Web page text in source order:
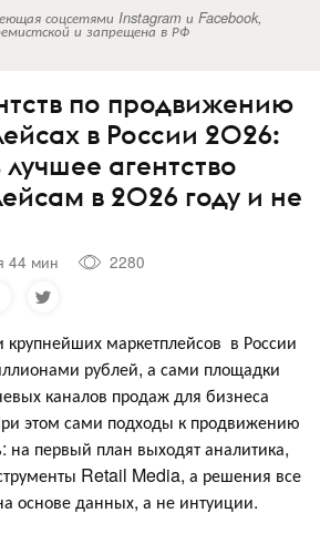
соцсетями Instagram и Facebook,
и запрещена в РФ
по продвижению
в России 2026:
агентство
в 2026 году и не
44 мин
2280
маркетплейсов в России
рублей, а сами площадки
каналов продаж для бизнеса
этом сами подходы к продвижению
на первый план выходят аналитика,
Retail Media, а решения все
основе данных, а не интуиции.